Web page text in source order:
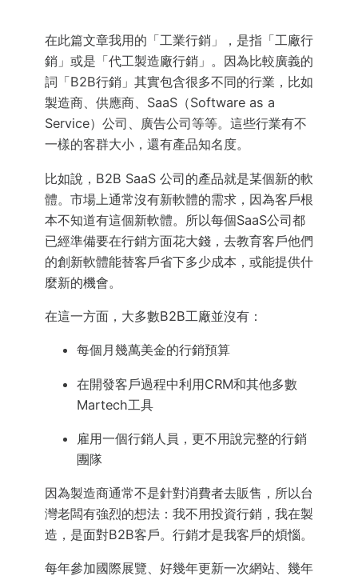
在此篇文章我用的「工業行銷」，是指「工廠行
銷」或是「代工製造廠行銷」。因為比較廣義的
詞「B2B行銷」其實包含很多不同的行業，比如
製造商、供應商、SaaS（Software as a
Service）公司、廣告公司等等。這些行業有不
一樣的客群大小，還有產品知名度。
比如說，B2B SaaS 公司的產品就是某個新的軟
體。市場上通常沒有新軟體的需求，因為客戶根
本不知道有這個新軟體。所以每個SaaS公司都
已經準備要在行銷方面花大錢，去教育客戶他們
的創新軟體能替客戶省下多少成本，或能提供什
麼新的機會。
在這一方面，大多數B2B工廠並沒有：
每個月幾萬美金的行銷預算
在開發客戶過程中利用CRM和其他多數
Martech工具
雇用一個行銷人員，更不用說完整的行銷
團隊
因為製造商通常不是針對消費者去販售，所以台
灣老闆有強烈的想法：我不用投資行銷，我在製
造，是面對B2B客戶。行銷才是我客戶的煩惱。
每年參加國際展覽、好幾年更新一次網站、幾年